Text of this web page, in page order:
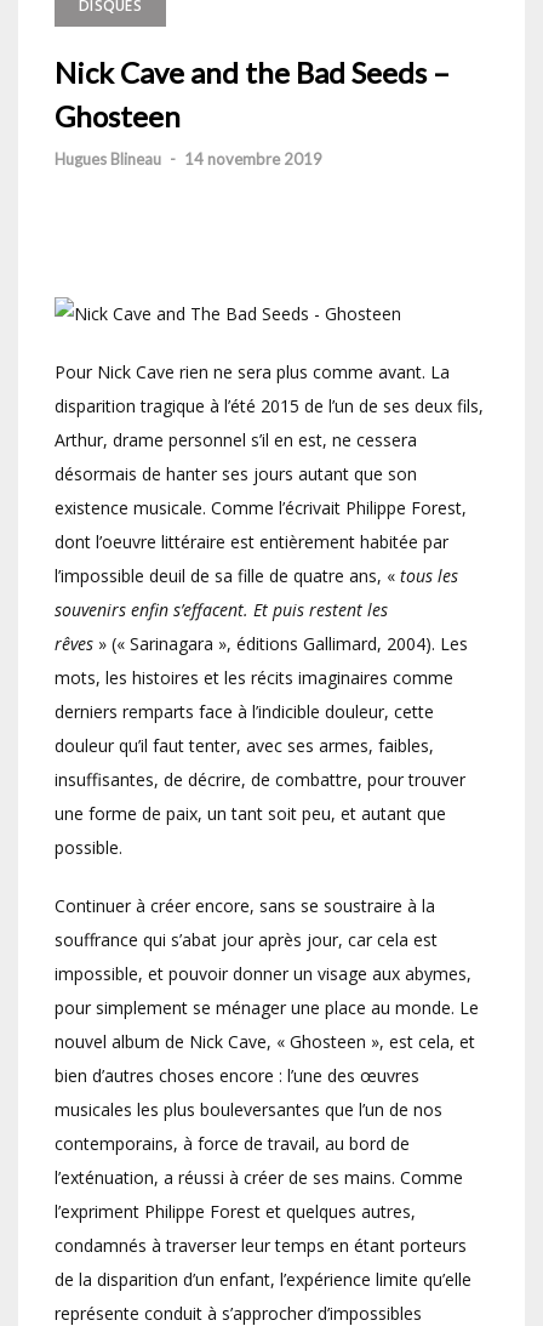
DISQUES
Nick Cave and the Bad Seeds –
Ghosteen
Hugues Blineau - 14 novembre 2019
Pour Nick Cave rien ne sera plus comme avant. La
disparition tragique à l’été 2015 de l’un de ses deux fils,
Arthur, drame personnel s’il en est, ne cessera
désormais de hanter ses jours autant que son
existence musicale. Comme l’écrivait Philippe Forest,
dont l’oeuvre littéraire est entièrement habitée par
l’impossible deuil de sa fille de quatre ans, « tous les
souvenirs enfin s’effacent. Et puis restent les
rêves » (« Sarinagara », éditions Gallimard, 2004). Les
mots, les histoires et les récits imaginaires comme
derniers remparts face à l’indicible douleur, cette
douleur qu’il faut tenter, avec ses armes, faibles,
insuffisantes, de décrire, de combattre, pour trouver
une forme de paix, un tant soit peu, et autant que
possible.
Continuer à créer encore, sans se soustraire à la
souffrance qui s’abat jour après jour, car cela est
impossible, et pouvoir donner un visage aux abymes,
pour simplement se ménager une place au monde. Le
nouvel album de Nick Cave, « Ghosteen », est cela, et
bien d’autres choses encore : l’une des œuvres
musicales les plus bouleversantes que l’un de nos
contemporains, à force de travail, au bord de
l’exténuation, a réussi à créer de ses mains. Comme
l’expriment Philippe Forest et quelques autres,
condamnés à traverser leur temps en étant porteurs
de la disparition d’un enfant, l’expérience limite qu’elle
représente conduit à s’approcher d’impossibles